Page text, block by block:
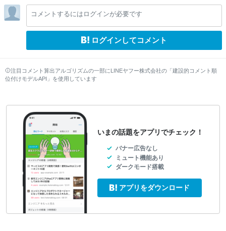
コメントするにはログインが必要です
ログインしてコメント
注目コメント算出アルゴリズムの一部にLINEヤフー株式会社の「建設的コメント順
位付けモデルAPI」を使用しています
いまの話題をアプリでチェック！
バナー広告なし
ミュート機能あり
ダークモード搭載
アプリをダウンロード